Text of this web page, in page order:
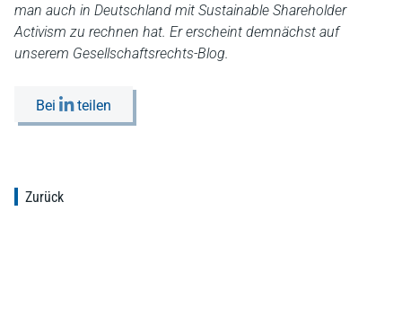
man auch in Deutschland mit Sustainable Shareholder
Activism zu rechnen hat. Er erscheint demnächst auf
unserem Gesellschaftsrechts-Blog.
Bei teilen
Zurück